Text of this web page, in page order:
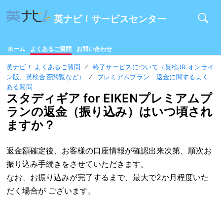
英ナビ！サービスセンター
ホーム よくあるご質問 お問い合わせ
英ナビ！ よくあるご質問
終了サービスについて（英検JR.オンライ
ン版、英検合否閲覧など）
プレミアムプラン 返金に関するよく
ある質問
スタディギア for EIKENプレミアムプ
ランの返金（振り込み）はいつ頃され
ますか？
返金額確定後、お客様の口座情報が確認出来次第、順次お
振り込み手続きをさせていただきます。
なお、お振り込みが完了するまで、最大で2か月程度いた
だく場合が ございます。